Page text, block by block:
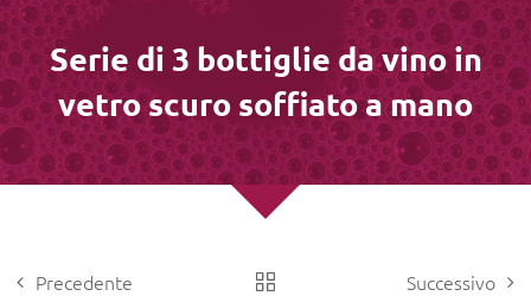
Serie di 3 bottiglie da vino in
vetro scuro soffiato a mano
Precedente Successivo